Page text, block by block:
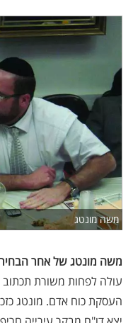
משה מונטג
משה מונטג של אחר
עולה לפחות משורת תכתוב
העסקת כוח אדם. מונטג